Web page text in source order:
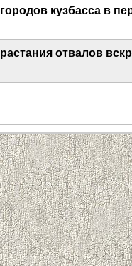
кузбасса в
отвалов